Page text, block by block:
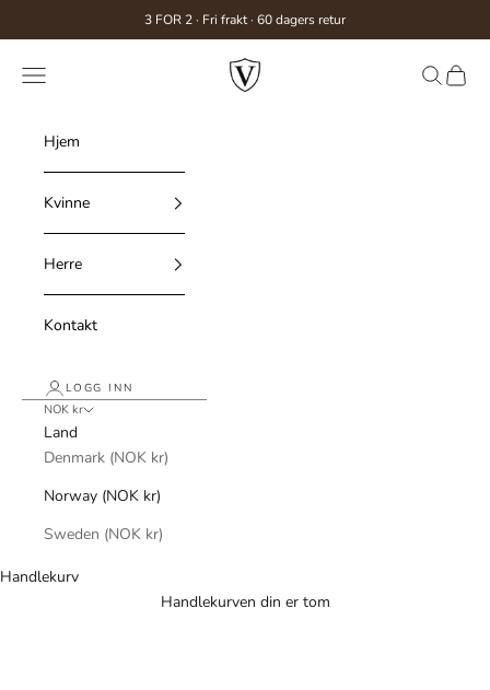
3 FOR 2 · Fri frakt · 60 dagers retur
Véron
Meny Søk
Hjem
Kvinne
Herre
Kontakt
LOGG INN
NOK kr
Land
Denmark (NOK kr)
Norway (NOK kr)
Sweden (NOK kr)
Handlekurv
Handlekurven din er tom